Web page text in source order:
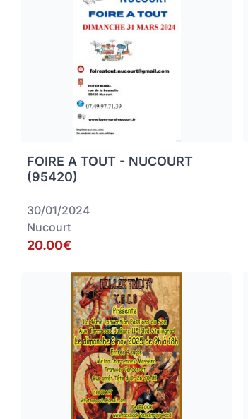
FOIRE A TOUT - NUCOURT
(95420)
30/01/2024
Nucourt
20.00€